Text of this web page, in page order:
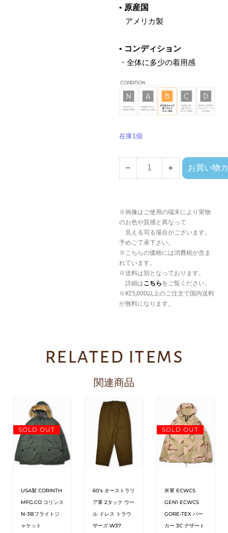
• 原産国
‌ アメリカ製
• コンディション
・全体に多少の着用感
在庫1個
お買い物
※画像はご使用の端末により実物
のお色や質感と異なって
見える写る場合がございます。
予めご了承下さい。
※こちらの価格には消費税が含ま
れています。
※送料は別となっております。
詳細はこちらをご覧ください。
※¥25,000以上のご注文で国内送料
が無料になります。
related items
関連商品
SOLD OUT
USA製 CORINTH
MFG.CO コリンス
N-3Bフライトジ
ャケット
60's オーストラリ
ア軍 2タック ウー
ル ドレス トラウ
ザーズ W37
SOLD OUT
米軍 ECWCS
GEN1 ECWCS
GORE‑TEX パー
カー 3C デザート